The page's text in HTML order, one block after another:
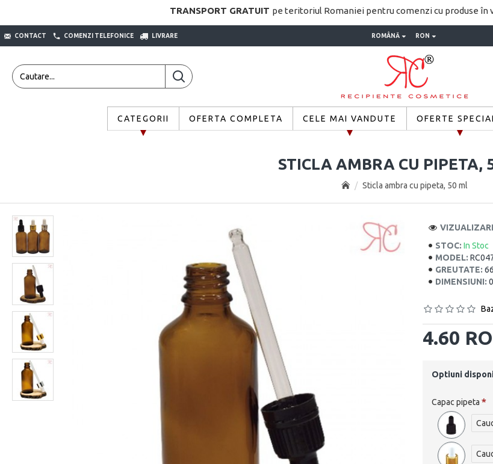
TRANSPORT GRATUIT pe teritoriul Romaniei pentru comenzi cu produse în
CONTACT COMENZI TELEFONICE LIVRARE ROMÂNĂ RON
CATEGORII OFERTA COMPLETA CELE MAI VANDUTE OFERTE
Sticla ambra cu pipeta, 50 ml
STICLA AMBRA CU PIPETA,
STOC: In Stoc
MODEL:
GREUTATE:
DIMENSIUNI:
4.60
Optiuni
Capac pipeta